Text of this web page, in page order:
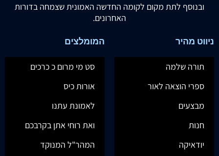
ובנוסף לתת מקום לקומה החדשה האמונית שצמחה בדורות
האחרונים.
ניווט מהיר
תורה שלמה
ספרי הוצאה לאור
מבצעים
חנות
יודאיקה
המומלצים
סט מי מרום כ כרכים
אורות כיס
לאמונת עתנו
ואת רוחי אתן בקרבכם
המהר"ל המנוקד